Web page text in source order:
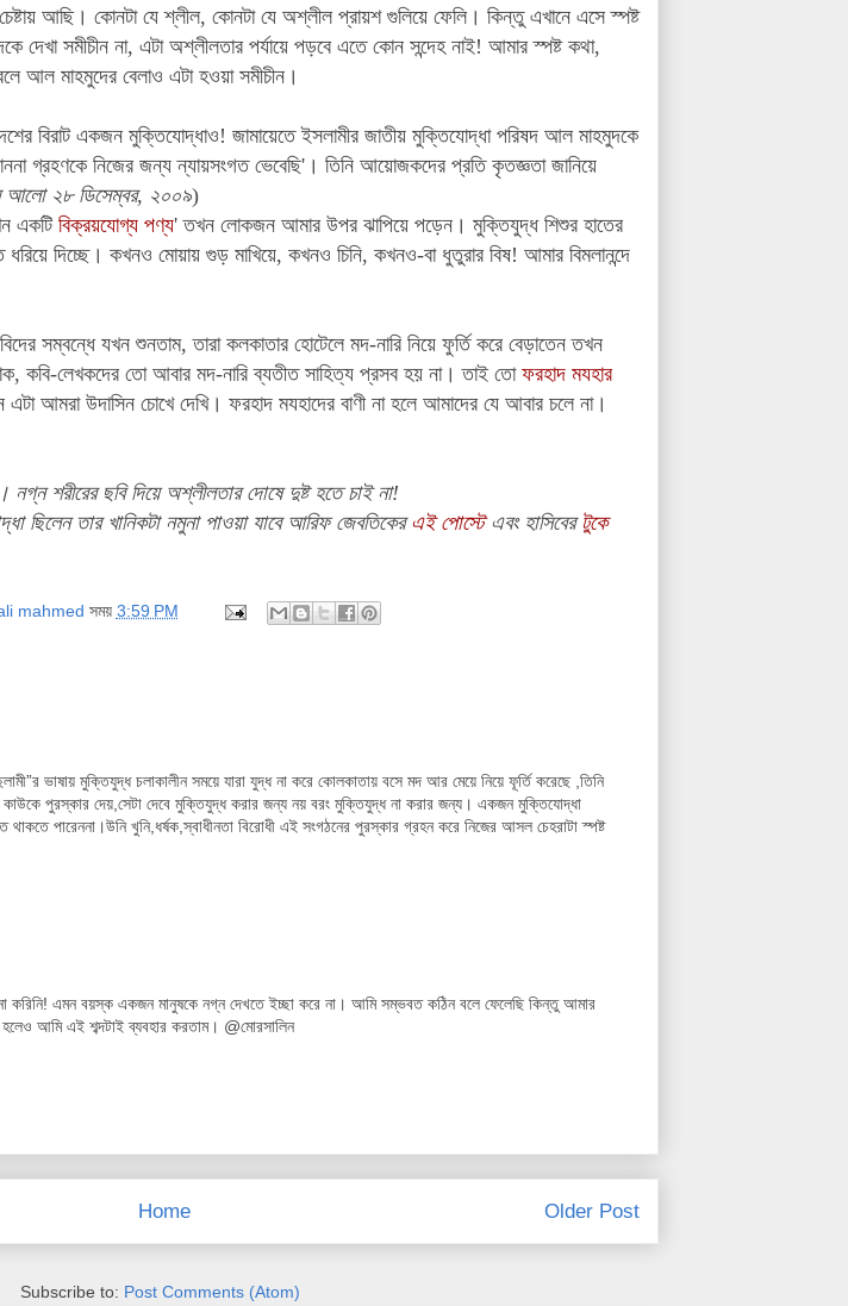
আছি। কোনটা যে শ্লীল, কোনটা যে অশ্লীল প্রায়শ গুলিয়ে ফেলি। কিন্তু এখানে এসে স্পষ্ট
সমীচীন না, এটা অশ্লীলতার পর্যায়ে পড়বে এতে কোন সন্দেহ নাই! আমার স্পষ্ট কথা,
আল মাহমুদের বেলাও এটা হওয়া সমীচীন।
বিরাট একজন মুক্তিযোদ্ধাও! জামায়েতে ইসলামীর জাতীয় মুক্তিযোদ্ধা পরিষদ আল মাহমুদকে
গ্রহণকে নিজের জন্য ন্যায়সংগত ভেবেছি'। তিনি আয়োজকদের প্রতি কৃতজ্ঞতা জানিয়ে
আলো ২৮ ডিসেম্বর, ২০০৯)
একটি বিক্রয়যোগ্য পণ্য' তখন লোকজন আমার উপর ঝাপিয়ে পড়েন। মুক্তিযুদ্ধ শিশুর হাতের
ধরিয়ে দিচ্ছে। কখনও মোয়ায় গুড় মাখিয়ে, কখনও চিনি, কখনও-বা ধুতুরার বিষ! আমার বিমলানন্দে
সম্বন্ধে যখন শুনতাম, তারা কলকাতার হোটেলে মদ-নারি নিয়ে ফুর্তি করে বেড়াতেন তখন
কবি-লেখকদের তো আবার মদ-নারি ব্যতীত সাহিত্য প্রসব হয় না। তাই তো ফরহাদ মযহার
আমরা উদাসিন চোখে দেখি। ফরহাদ মযহাদের বাণী না হলে আমাদের যে আবার চলে না।
শরীরের ছবি দিয়ে অশ্লীলতার দোষে দুষ্ট হতে চাই না!
ছিলেন তার খানিকটা নমুনা পাওয়া যাবে আরিফ জেবতিকেরএই পোস্টেএবং হাসিবের টুকে
ali mahmed সময় 3:59 PM
ভাষায় মুক্তিযুদ্ধ চলাকালীন সময়ে যারা যুদ্ধ না করে কোলকাতায় বসে মদ আর মেয়ে নিয়ে ফূর্তি করেছে ,তিনি
পুরস্কার দেয়,সেটা দেবে মুক্তিযুদ্ধ করার জন্য নয় বরং মুক্তিযুদ্ধ না করার জন্য। একজন মুক্তিযোদ্ধা
পারেননা।উনি খুনি,ধর্ষক,স্বাধীনতা বিরোধী এই সংগঠনের পুরস্কার গ্রহন করে নিজের আসল চেহরাটা স্পষ্ট
করিনি! এমন বয়স্ক একজন মানুষকে নগ্ন দেখতে ইচ্ছা করে না। আমি সম্ভবত কঠিন বলে ফেলেছি কিন্তু আমার
আমি এই শব্দটাই ব্যবহার করতাম। @মোরসালিন
Older Post
Home
Subscribe to: Post Comments (Atom)